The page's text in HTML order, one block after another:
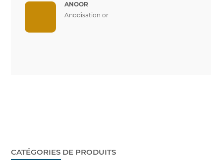
ANOOR
Anodisation or
CATÉGORIES DE PRODUITS